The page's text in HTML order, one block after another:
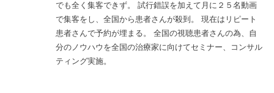
でも全く集客できず。 試行錯誤を加えて月に２５名動画
で集客をし、全国から患者さんが殺到。 現在はリピート
患者さんで予約が埋まる。 全国の視聴患者さんの為、自
分のノウハウを全国の治療家に向けてセミナー、コンサル
ティング実施。